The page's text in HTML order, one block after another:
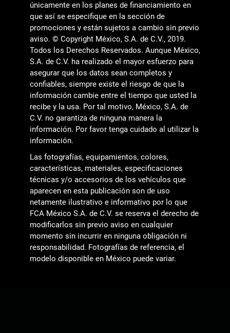
únicamente en los planes de financiamiento en
que así se especifique en la sección de
promociones y están sujetos a cambio sin previo
aviso. © Copyright México, S.A. de C.V., 2019.
Todos los Derechos Reservados. Aunque México,
S.A. de C.V. ha realizado el mayor esfuerzo para
asegurar que los datos sean completos y
confiables, siempre existe el riesgo de que la
información cambie entre el tiempo que usted la
recibe y la usa. Por tal motivo, México, S.A. de
C.V. no garantiza de ninguna manera la
información. Por favor tenga cuidado al utilizar la
información.
Las fotografías, equipamientos, colores,
características, materiales, especificaciones
técnicas y/o accesorios de los vehículos que
aparecen en esta publicación son de uso
netamente ilustrativo e informativo por lo que
FCA México S.A. de C.V. se reserva el derecho de
modificarlos sin previo aviso en cualquier
momento sin incurrir en ninguna obligación ni
responsabilidad. Fotografías de referencia, el
modelo disponible en México puede variar.